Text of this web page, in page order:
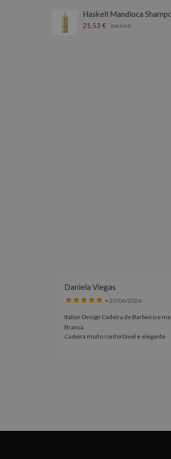
Haskell Mandioca
21,53 € 24,90 €
Daniela Viegas
• 20/06/2026
Italian Design Cadeira de Barbeiro e
Branca
Cadeira muito confortável e elegante